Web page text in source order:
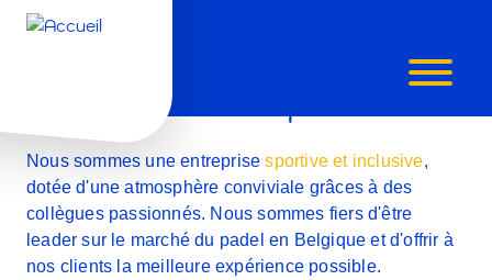
VOUS
UN
Travailler chez Arenal, c'est
fantastique !
Nous sommes une entreprisesportive et inclusive,
dotée d'une atmosphère conviviale grâces à des
collègues passionnés. Nous sommes fiers d'être
leader sur le marché du padel en Belgique et d'offrir à
nos clients la meilleure expérience possible.